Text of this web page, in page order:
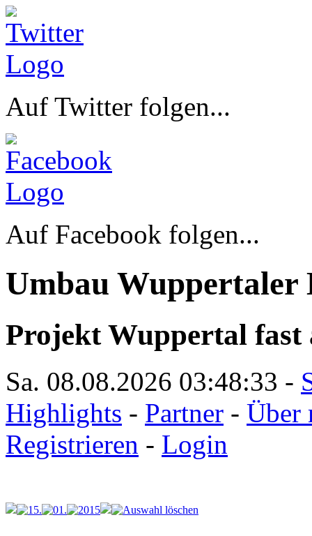
Auf Twitter folgen...
Auf Facebook folgen...
Umbau Wuppertaler
Projekt Wuppertal fast
Sa. 08.08.2026 03:48:33 -
Highlights - Partner - Über
Registrieren - Login